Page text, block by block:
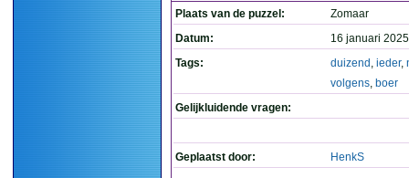
Plaats van de puzzel:
Zomaar
Datum:
16 januari
Tags:
duizend , ieder,
volgens, boer
Gelijkluidende vragen:
Geplaatst door: HenkS